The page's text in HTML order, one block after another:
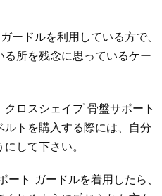
ードルを利用している方で、
所を残念に思っているケー
ロスシェイプ 骨盤サポート
トを購入する際には、自分
して下さい。
ト ガードルを着用したら、